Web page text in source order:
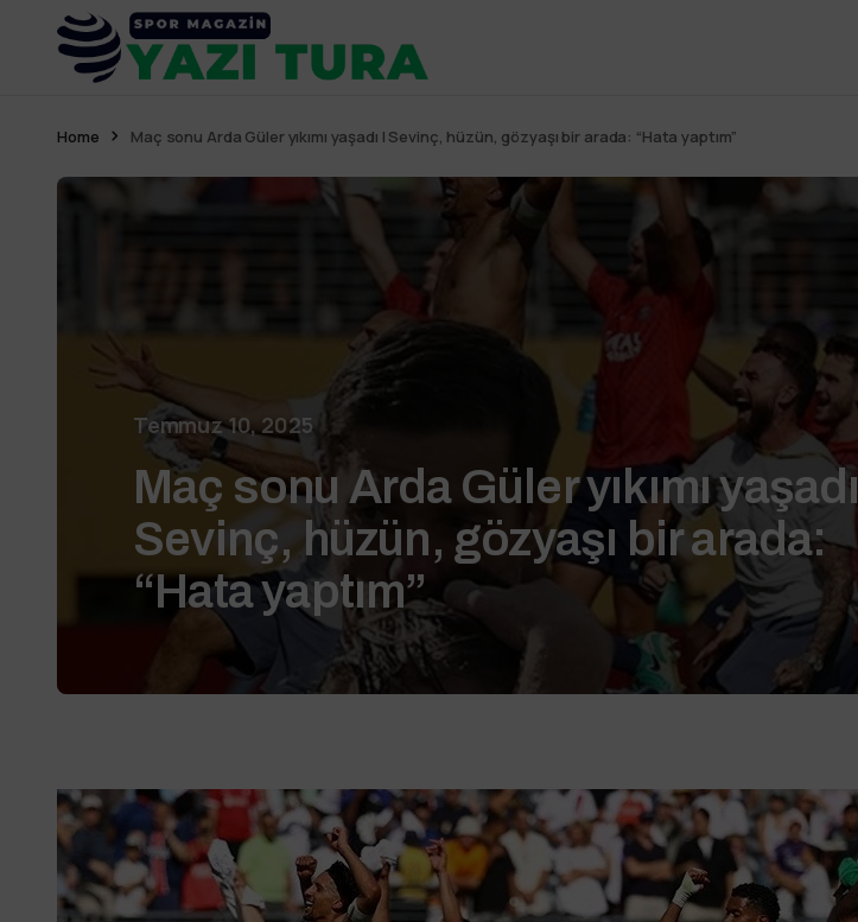
Home Maç sonu Arda Güler yıkımı yaşadı | Sevinç, hüzün, gözyaşı bir arada: “Hata yaptım”
Temmuz 10, 2025
Maç sonu Arda Güler yıkımı yaşadı |
Sevinç, hüzün, gözyaşı bir arada:
“Hata yaptım”